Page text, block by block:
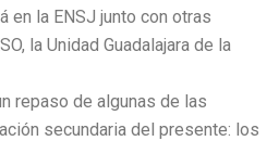
en la ENSJ junto con otras
la Unidad Guadalajara de la
repaso de algunas de las
secundaria del presente: los